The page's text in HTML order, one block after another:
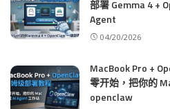
部署 Gemma 4 +
Agent
04/20/2026
MacBook Pro +
零开始，把你的
openclaw